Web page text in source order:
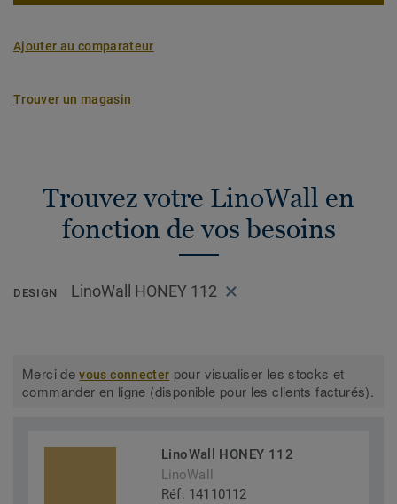
Ajouter au comparateur
Trouver un magasin
Trouvez votre LinoWall en
fonction de vos besoins
DESIGN LinoWall HONEY 112
Merci devous connecter pour visualiser les stocks et
commander en ligne (disponible pour les clients facturés).
LinoWall HONEY 112
LinoWall
Réf. 14110112